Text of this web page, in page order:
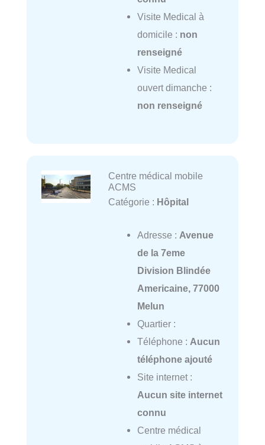
Visite Medical à
domicile : non
renseigné
Visite Medical
ouvert dimanche :
non renseigné
Centre médical mobile
ACMS
Catégorie : Hôpital
Adresse : Avenue
de la 7eme
Division Blindée
Americaine, 77000
Melun
Quartier :
Téléphone : Aucun
téléphone ajouté
Site internet :
Aucun site internet
connu
Centre médical